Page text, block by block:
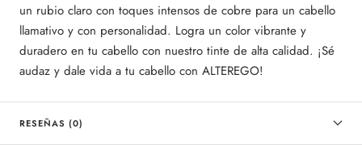
un rubio claro con toques intensos de cobre para un cabello
llamativo y con personalidad. Logra un color vibrante y
duradero en tu cabello con nuestro tinte de alta calidad. ¡Sé
audaz y dale vida a tu cabello con ALTEREGO!
RESEÑAS (0)